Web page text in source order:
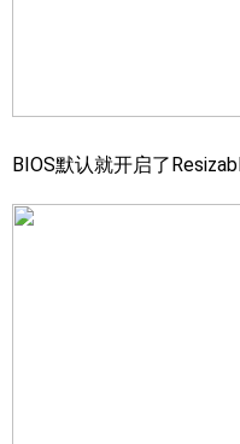
BIOS默认就开启了